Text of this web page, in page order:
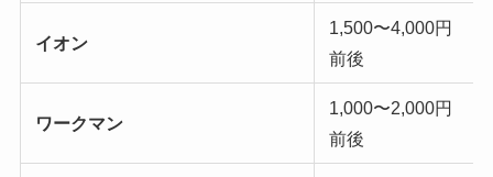
イオン
1,500〜4,000円
前後
ワークマン
1,000〜2,000円
前後